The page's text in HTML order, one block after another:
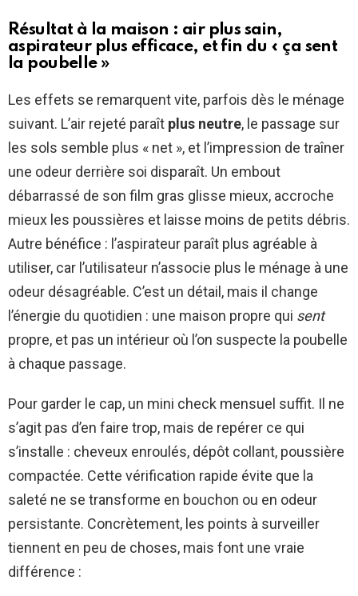
Résultat à la maison : air plus sain,
aspirateur plus efficace, et fin du « ça sent
la poubelle »
Les effets se remarquent vite, parfois dès le ménage
suivant. L’air rejeté paraît plus neutre, le passage sur
les sols semble plus « net », et l’impression de traîner
une odeur derrière soi disparaît. Un embout
débarrassé de son film gras glisse mieux, accroche
mieux les poussières et laisse moins de petits débris.
Autre bénéfice : l’aspirateur paraît plus agréable à
utiliser, car l’utilisateur n’associe plus le ménage à une
odeur désagréable. C’est un détail, mais il change
l’énergie du quotidien : une maison propre qui sent
propre, et pas un intérieur où l’on suspecte la poubelle
à chaque passage.
Pour garder le cap, un mini check mensuel suffit. Il ne
s’agit pas d’en faire trop, mais de repérer ce qui
s’installe : cheveux enroulés, dépôt collant, poussière
compactée. Cette vérification rapide évite que la
saleté ne se transforme en bouchon ou en odeur
persistante. Concrètement, les points à surveiller
tiennent en peu de choses, mais font une vraie
différence :